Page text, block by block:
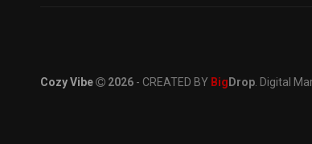
Cozy Vibe 2026 - CREATED BY Big Drop . Digital